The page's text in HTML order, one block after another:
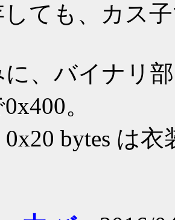
ても、カス
に、バイナリ
。
bytes は